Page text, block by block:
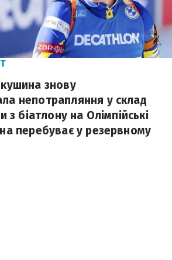
знову
непотрапляння у склад
з біатлону на Олімпійські
перебуває у резервному